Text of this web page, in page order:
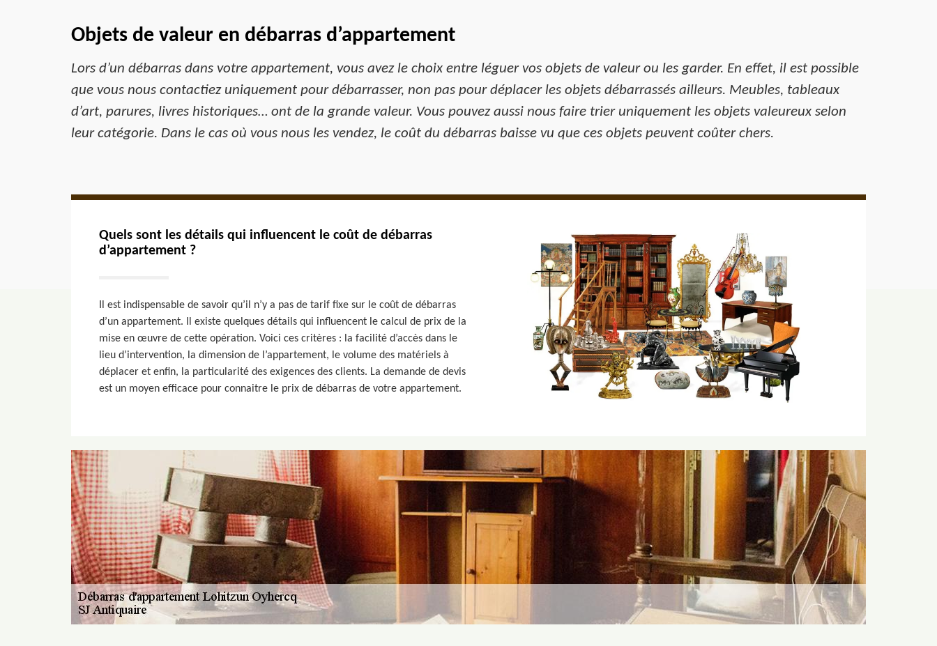
Objets de valeur en débarras d’appartement
Lors d’un débarras dans votre appartement, vous avez le choix entre léguer vos objets de valeur ou les garder. En effet, il est possible
que vous nous contactiez uniquement pour débarrasser, non pas pour déplacer les objets débarrassés ailleurs. Meubles, tableaux
d’art, parures, livres historiques… ont de la grande valeur. Vous pouvez aussi nous faire trier uniquement les objets valeureux selon
leur catégorie. Dans le cas où vous nous les vendez, le coût du débarras baisse vu que ces objets peuvent coûter chers.
Quels sont les détails qui influencent le coût de débarras
d’appartement ?
Il est indispensable de savoir qu’il n’y a pas de tarif fixe sur le coût de débarras
d’un appartement. Il existe quelques détails qui influencent le calcul de prix de la
mise en œuvre de cette opération. Voici ces critères : la facilité d’accès dans le
lieu d’intervention, la dimension de l’appartement, le volume des matériels à
déplacer et enfin, la particularité des exigences des clients. La demande de devis
est un moyen efficace pour connaitre le prix de débarras de votre appartement.